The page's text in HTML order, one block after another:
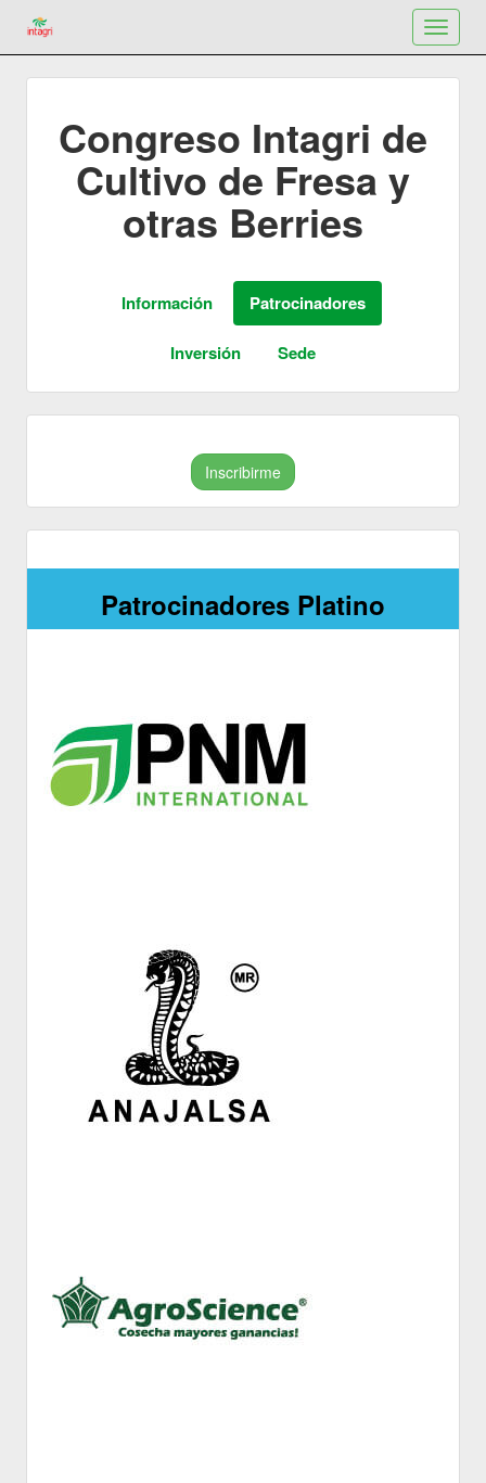
Toggle
Congreso Intagri de
Cultivo de Fresa y
otras Berries
Inscribirme
Patrocinadores Platino